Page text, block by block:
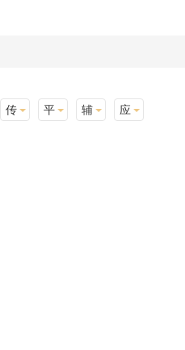
传输层 平台层 辅助产品与材料 应用终端